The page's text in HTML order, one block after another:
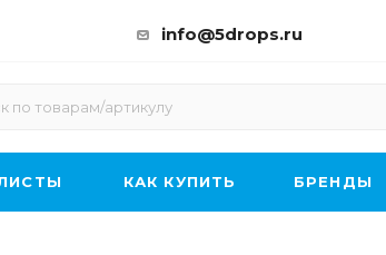
info@5drops.ru
КАК КУПИТЬ БРЕНДЫ